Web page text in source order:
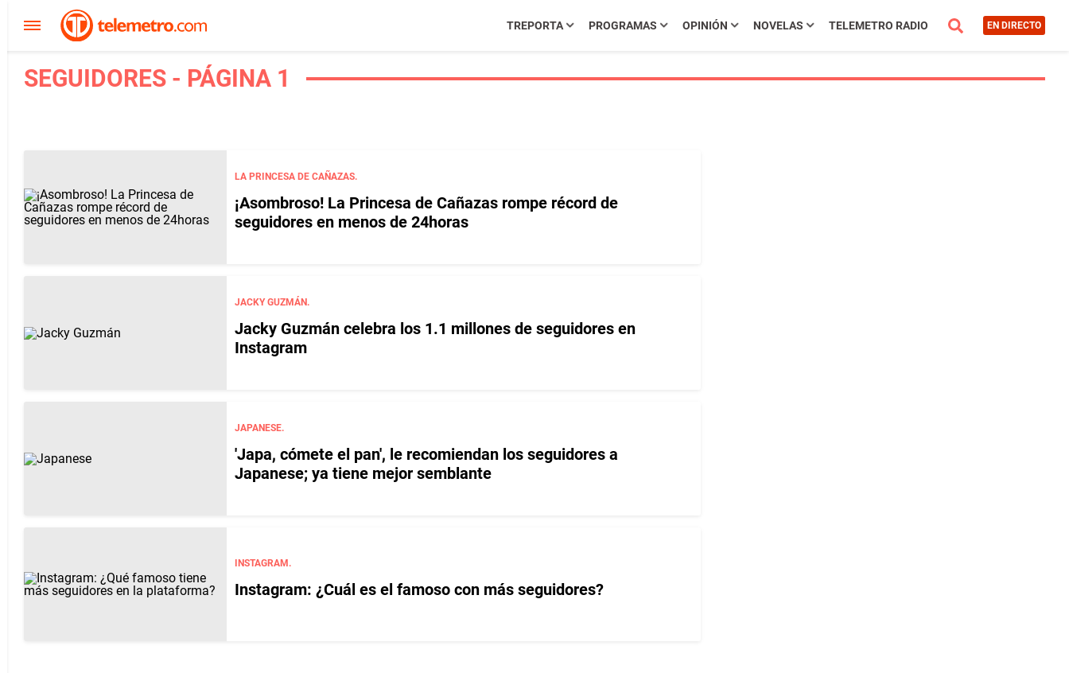
TREPORTA PROGRAMAS OPINIÓN NOVELAS TELEMETRO RADIO EN DIRECTO
SEGUIDORES - PÁGINA 1
LA PRINCESA DE CAÑAZAS.
¡Asombroso! La Princesa de Cañazas rompe récord de
seguidores en menos de 24horas
JACKY GUZMÁN.
Jacky Guzmán celebra los 1.1 millones de seguidores en
Instagram
JAPANESE.
'Japa, cómete el pan', le recomiendan los seguidores a
Japanese; ya tiene mejor semblante
INSTAGRAM.
Instagram: ¿Cuál es el famoso con más seguidores?